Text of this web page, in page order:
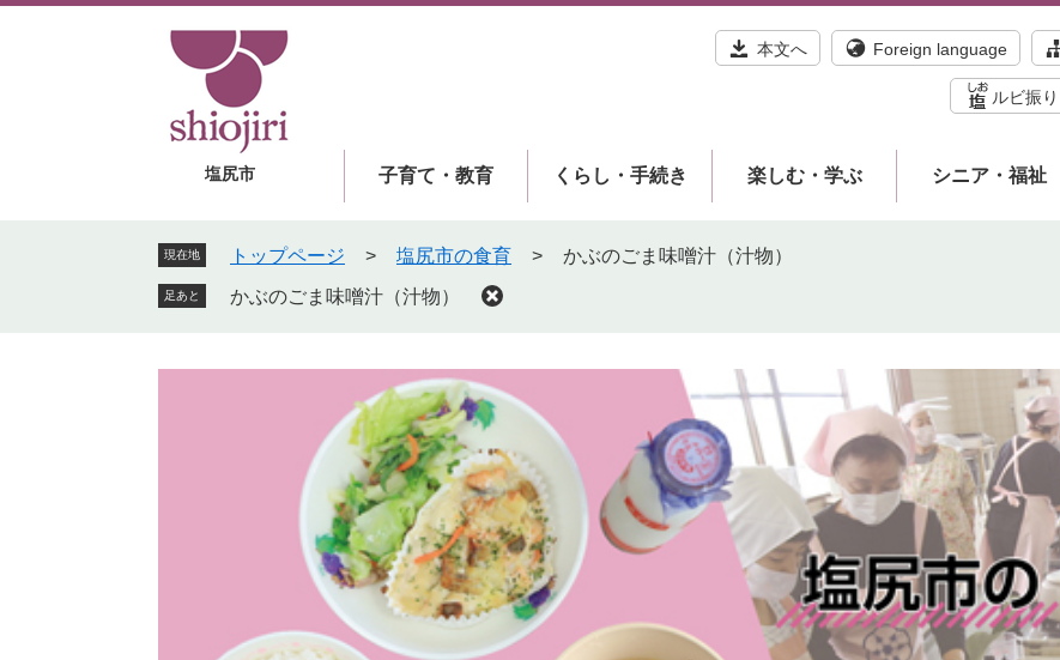
塩尻市
本文へ Foreign language
ルビ振り
子育て・教育 くらし・手続き 楽しむ・学ぶ シニア・福祉
現在地 トップページ > 塩尻市の食育 > かぶのごま味噌汁（汁物）
足あと かぶのごま味噌汁（汁物）